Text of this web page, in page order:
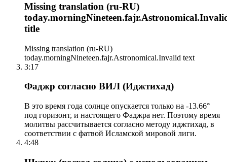
Missing translation (ru-RU)
title
Missing translation (ru-RU)
today.morningNineteen.fajr.Astronomical.Invalid text
3:17
Фаджр согласно ВИЛ (Иджтихад)
В это время года солнце опускается только на -13.66°
под горизонт, и настоящего Фаджра нет. Поэтому время
молитвы рассчитывается согласно методу иджтихад, в
соответствии с фатвой Исламской мировой лиги.
4:48